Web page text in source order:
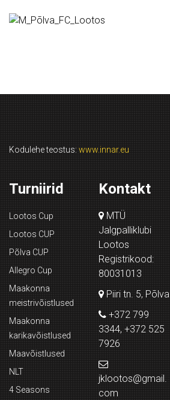
Kodulehe teostus: www.innar.eu
Turniirid
Lootos Cup
Lootos CUP
Põlva CUP
Allegro Cup
Maakonna
meistrivõistlused
Maakonna
karikavõistlused
Maavõistlused
NLT
4 Seasons
Kontakt
MTÜ
Jalgpalliklubi
Lootos
Registrikood:
80031013
Piiri tn. 5, Põlva
+372 799
3344, +372 525
7926
jklootos@gmail.
com